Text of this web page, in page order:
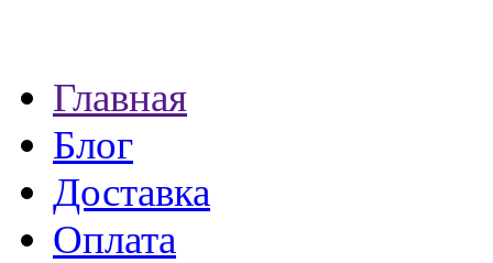
Главная
Блог
Доставка
Оплата